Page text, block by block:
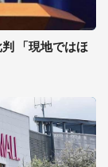
「現地ではほ